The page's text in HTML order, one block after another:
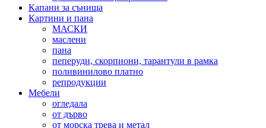
Капани за сънища
Картини и пана
МАСКИ
маслени
пана
пеперуди, скорпиони, тарантули в рамка
поливинилово платно
репродукции
Мебели
огледала
от дърво
от морска трева и метал